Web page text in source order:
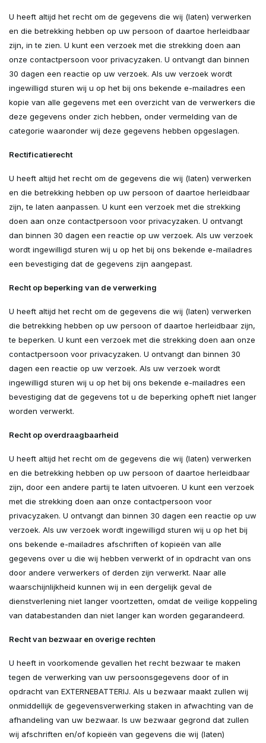
U heeft altijd het recht om de gegevens die wij (laten) verwerken
en die betrekking hebben op uw persoon of daartoe herleidbaar
zijn, in te zien. U kunt een verzoek met die strekking doen aan
onze contactpersoon voor privacyzaken. U ontvangt dan binnen
30 dagen een reactie op uw verzoek. Als uw verzoek wordt
ingewilligd sturen wij u op het bij ons bekende e-mailadres een
kopie van alle gegevens met een overzicht van de verwerkers die
deze gegevens onder zich hebben, onder vermelding van de
categorie waaronder wij deze gegevens hebben opgeslagen.
Rectificatierecht
U heeft altijd het recht om de gegevens die wij (laten) verwerken
en die betrekking hebben op uw persoon of daartoe herleidbaar
zijn, te laten aanpassen. U kunt een verzoek met die strekking
doen aan onze contactpersoon voor privacyzaken. U ontvangt
dan binnen 30 dagen een reactie op uw verzoek. Als uw verzoek
wordt ingewilligd sturen wij u op het bij ons bekende e-mailadres
een bevestiging dat de gegevens zijn aangepast.
Recht op beperking van de verwerking
U heeft altijd het recht om de gegevens die wij (laten) verwerken
die betrekking hebben op uw persoon of daartoe herleidbaar zijn,
te beperken. U kunt een verzoek met die strekking doen aan onze
contactpersoon voor privacyzaken. U ontvangt dan binnen 30
dagen een reactie op uw verzoek. Als uw verzoek wordt
ingewilligd sturen wij u op het bij ons bekende e-mailadres een
bevestiging dat de gegevens tot u de beperking opheft niet langer
worden verwerkt.
Recht op overdraagbaarheid
U heeft altijd het recht om de gegevens die wij (laten) verwerken
en die betrekking hebben op uw persoon of daartoe herleidbaar
zijn, door een andere partij te laten uitvoeren. U kunt een verzoek
met die strekking doen aan onze contactpersoon voor
privacyzaken. U ontvangt dan binnen 30 dagen een reactie op uw
verzoek. Als uw verzoek wordt ingewilligd sturen wij u op het bij
ons bekende e-mailadres afschriften of kopieën van alle
gegevens over u die wij hebben verwerkt of in opdracht van ons
door andere verwerkers of derden zijn verwerkt. Naar alle
waarschijnlijkheid kunnen wij in een dergelijk geval de
dienstverlening niet langer voortzetten, omdat de veilige koppeling
van databestanden dan niet langer kan worden gegarandeerd.
Recht van bezwaar en overige rechten
U heeft in voorkomende gevallen het recht bezwaar te maken
tegen de verwerking van uw persoonsgegevens door of in
opdracht van EXTERNEBATTERIJ. Als u bezwaar maakt zullen wij
onmiddellijk de gegevensverwerking staken in afwachting van de
afhandeling van uw bezwaar. Is uw bezwaar gegrond dat zullen
wij afschriften en/of kopieën van gegevens die wij (laten)